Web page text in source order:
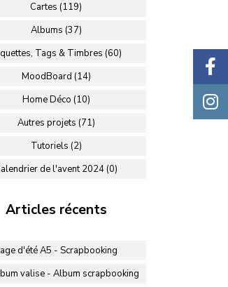
Cartes (119)
Albums (37)
Tags & Timbres (60)
MoodBoard (14)
Home Déco (10)
Autres projets (71)
Tutoriels (2)
de l'avent 2024 (0)
Articles récents
d'été A5 - Scrapbooking
valise - Album scrapbooking